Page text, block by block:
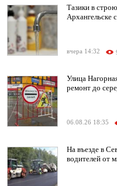
Тазики в
Архангельске
вчера 14:32
Улица
ремонт до
06.08.26 18:35
На въезде в
водителей от